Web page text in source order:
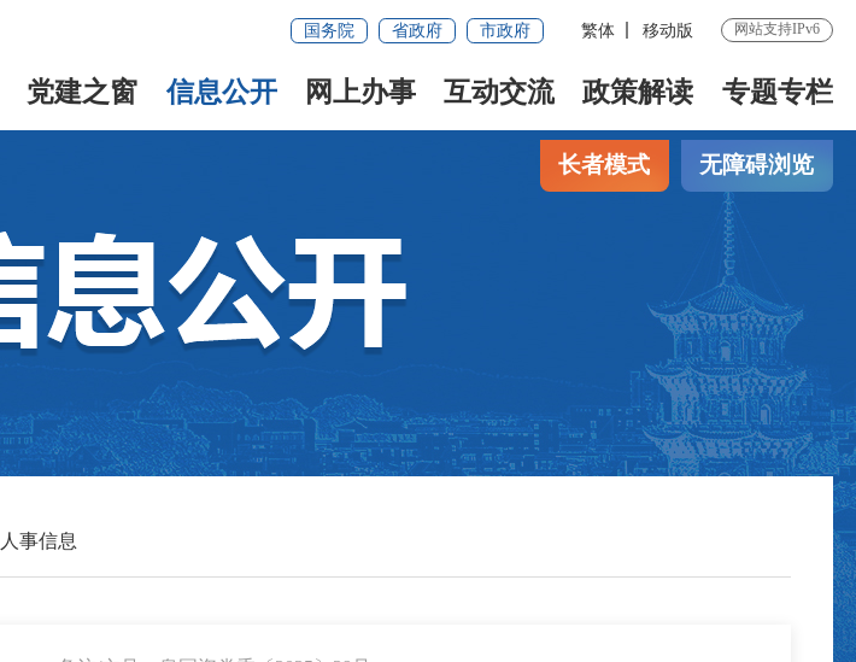
国务院 省政府 市政府 繁体 移动版 网站支持IPv6
党建之窗 信息公开 网上办事 互动交流 政策解读 专题专栏
长者模式 无障碍浏览
人事信息